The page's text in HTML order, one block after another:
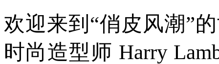
欢迎来到“俏皮风潮”
时尚造型师 Harry